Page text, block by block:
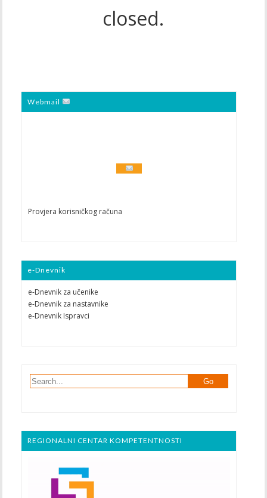
closed.
Webmail
Provjera korisničkog računa
e-Dnevnik
e-Dnevnik za učenike
e-Dnevnik za nastavnike
e-Dnevnik Ispravci
REGIONALNI CENTAR KOMPETENTNOSTI